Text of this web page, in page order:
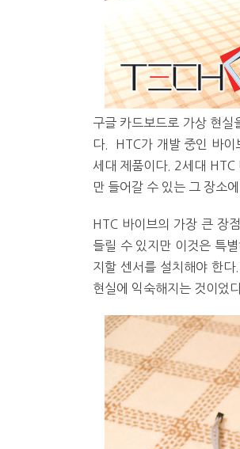
구글 카드보드로 가상 현실
다. HTC가 개발 중인 바이
세대 제품이다. 2세대 HTC
만 들어갈 수 있는 그 장소
HTC 바이브의 가장 큰 장
들릴 수 있지만 이것은 특
지할 센서를 설치해야 한
현실에 익숙해지는 것이었